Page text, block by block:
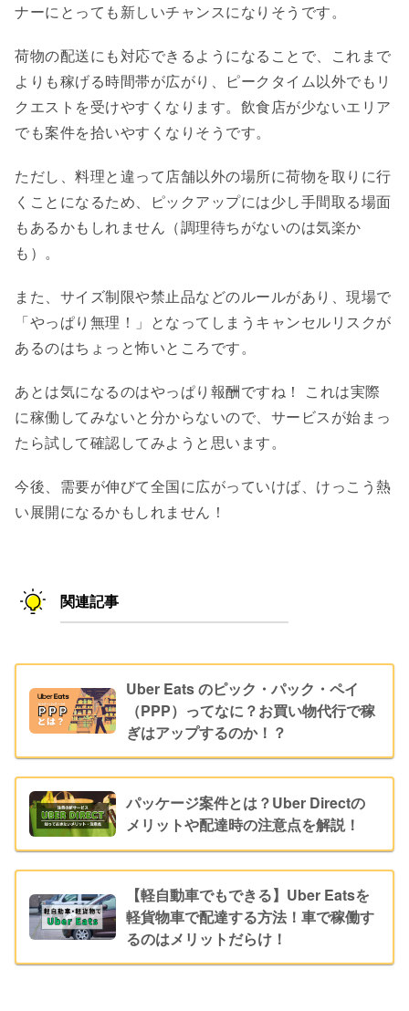
ナーにとっても新しいチャンスになりそうです。
荷物の配送にも対応できるようになることで、これまで
よりも稼げる時間帯が広がり、ピークタイム以外でもリ
クエストを受けやすくなります。飲食店が少ないエリア
でも案件を拾いやすくなりそうです。
ただし、料理と違って店舗以外の場所に荷物を取りに行
くことになるため、ピックアップには少し手間取る場面
もあるかもしれません（調理待ちがないのは気楽か
も）。
また、サイズ制限や禁止品などのルールがあり、現場で
「やっぱり無理！」となってしまうキャンセルリスクが
あるのはちょっと怖いところです。
あとは気になるのはやっぱり報酬ですね！ これは実際
に稼働してみないと分からないので、サービスが始まっ
たら試して確認してみようと思います。
今後、需要が伸びて全国に広がっていけば、けっこう熱
い展開になるかもしれません！
関連記事
Uber Eats のピック・パック・ペイ
（PPP）ってなに？お買い物代行で稼
ぎはアップするのか！？
パッケージ案件とは？Uber Directの
メリットや配達時の注意点を解説！
【軽自動車でもできる】Uber Eatsを
軽貨物車で配達する方法！車で稼働す
るのはメリットだらけ！